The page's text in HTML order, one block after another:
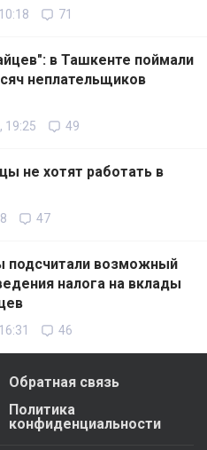
71
в Ташкенте поймали
неплательщиков
19:25 49
не хотят работать в
47
подсчитали возможный
налога на вклады
46
Обратная связь
Политика
конфиденциальности